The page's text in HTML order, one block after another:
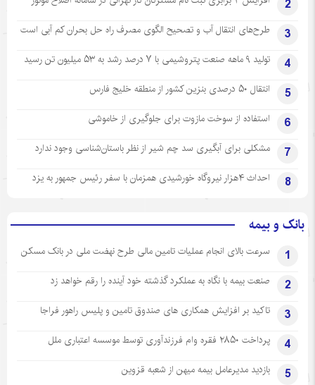
2
3 طرح‌های انتقال آب و تصحیح الگوی مصرف راه حل بحران کم آبی است
4 تولید ۹ ماهه صنعت پتروشیمی با ۷ درصد رشد به ۵۳ میلیون تن رسید
5 انتقال ۵۰ درصدی بنزین کشور از منطقه خلیج فارس
6 استفاده از سوخت مازوت برای جلوگیری از خاموشی
7 مشکلی برای آبگیری سد چم شیر از نظر باستان‌شناسی وجود ندارد
8 احداث ۴هزار نیروگاه خورشیدی همزمان با سفر رئیس جمهور به یزد
بانک و بیمه
1 سرعت بالای انجام عملیات تامین مالی طرح نهضت ملی در بانک مسکن
2 صنعت بیمه با نگاه به عملکرد گذشته خود آینده را رقم خواهد زد
3 تاکید بر افزایش همکاری های صندوق تامین و پلیس راهور فراجا
4 پرداخت ۲۸۵۰ فقره وام فرزندآوری توسط موسسه اعتباری ملل
5 بازدید مدیرعامل بیمه میهن از شعبه قزوین